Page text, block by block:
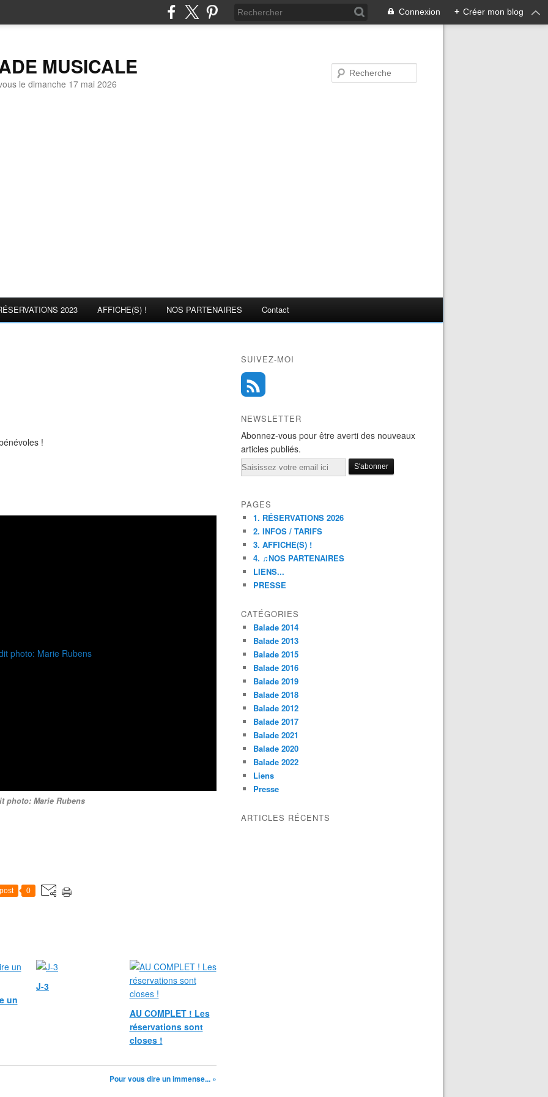
Connexion + Créer mon blog
MUSICALE
le dimanche 17 mai 2026
2023 AFFICHE(S) ! NOS PARTENAIRES Contact
!
photo: Marie Rubens
0
un
J-3
AU COMPLET ! Les
réservations sont
closes !
Pour vous dire un immense... »
SUIVEZ-MOI
NEWSLETTER
Abonnez-vous pour être averti des nouveaux
articles publiés.
Email
PAGES
1. RÉSERVATIONS 2026
2. INFOS / TARIFS
3. AFFICHE(S) !
4. ♫NOS PARTENAIRES
LIENS...
PRESSE
CATÉGORIES
Balade 2014
Balade 2013
Balade 2015
Balade 2016
Balade 2019
Balade 2018
Balade 2012
Balade 2017
Balade 2021
Balade 2020
Balade 2022
Liens
Presse
ARTICLES RÉCENTS